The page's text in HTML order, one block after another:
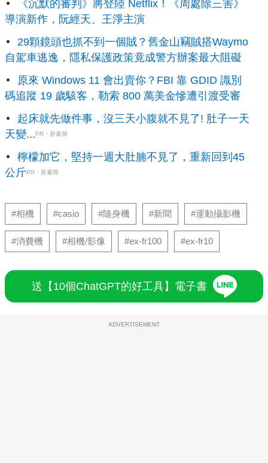
《沉默的審判》將登陸 Netflix！《周處除三害》
導演新作，阮經天、王淨主演
29顆鏡頭也抓不到一個賊？舊金山竊賊搭Waymo
自駕車逃逸，隱私保護政策竟成警方辦案最大阻礙
原來 Windows 11 會出賣你？FBI 靠 GDID 識別
碼追蹤 19 歲駭客，勒索 800 萬美金慘遭引渡受審
起床就先做件事，沒三天小腹就不見了! 肚子一天
天變...PR・新素簡
檸檬加它，堅持一週大肚腩不見了，重新回到45
公斤PR・新素簡
#相機 #casio #隨身機 #新聞 #運動攝影機
#消費機 #相機/影像 #ex-fr100 #ex-fr10
送【10個ChatGPT的好工具】電子書
ADVERTISEMENT